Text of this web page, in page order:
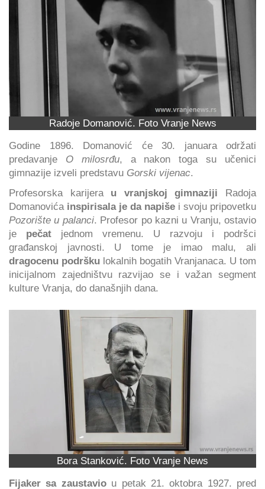
Radoje Domanović. Foto Vranje News
Godine 1896. Domanović će 30. januara održati
predavanje O milosrđu, a nakon toga su učenici
gimnazije izveli predstavu Gorski vijenac.
Profesorska karijera u vranjskoj gimnaziji Radoja
Domanovića inspirisala je da napiše i svoju pripovetku
Pozorište u palanci. Profesor po kazni u Vranju, ostavio
je pečat jednom vremenu. U razvoju i podršci
građanskoj javnosti. U tome je imao malu, ali
dragocenu podršku lokalnih bogatih Vranjanaca. U tom
inicijalnom zajedništvu razvijao se i važan segment
kulture Vranja, do današnjih dana.
Bora Stanković. Foto Vranje News
Fijaker sa zaustaviou petak 21. oktobra 1927. pred